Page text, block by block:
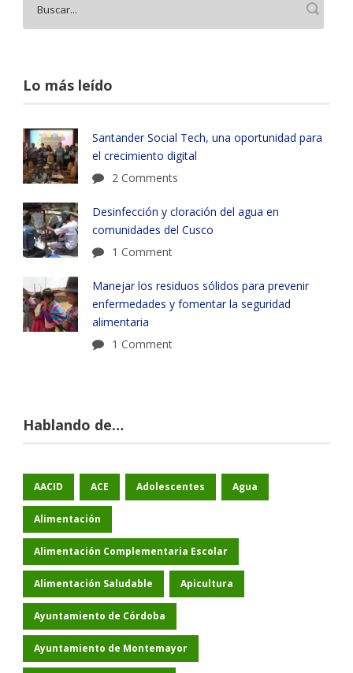
Lo más leído
Santander Social Tech, una oportunidad para
el crecimiento digital
2 Comments
Desinfección y cloración del agua en
comunidades del Cusco
1 Comment
Manejar los residuos sólidos para prevenir
enfermedades y fomentar la seguridad
alimentaria
1 Comment
Hablando de…
AACID ACE Adolescentes Agua
Alimentación
Alimentación Complementaria Escolar
Alimentación Saludable Apicultura
Ayuntamiento de Córdoba
Ayuntamiento de Montemayor